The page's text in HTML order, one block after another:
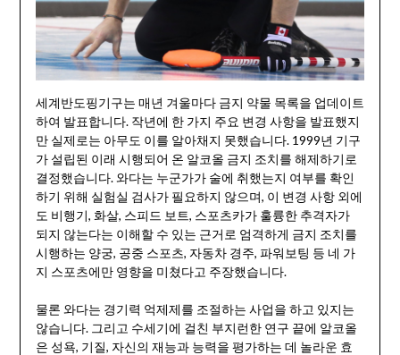
세계반도핑기구는 매년 겨울마다 금지 약물 목록을 업데이트
하여 발표합니다. 작년에 한 가지 주요 변경 사항을 발표했지
만 실제로는 아무도 이를 알아채지 못했습니다. 1999년 기구
가 설립된 이래 시행되어 온 알코올 금지 조치를 해제하기로
결정했습니다. 와다는 누군가가 술에 취했는지 여부를 확인
하기 위해 실험실 검사가 필요하지 않으며, 이 변경 사항 외에
도 비행기, 화살, 스피드 보트, 스포츠카가 훌륭한 추격자가
되지 않는다는 이해할 수 있는 근거로 엄격하게 금지 조치를
시행하는 양궁, 공중 스포츠, 자동차 경주, 파워보팅 등 네 가
지 스포츠에만 영향을 미쳤다고 주장했습니다.
물론 와다는 경기력 억제제를 조절하는 사업을 하고 있지는
않습니다. 그리고 수세기에 걸친 부지런한 연구 끝에 알코올
은 성욕, 기질, 자신의 재능과 능력을 평가하는 데 놀라운 효